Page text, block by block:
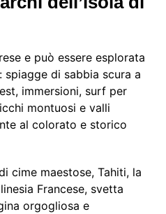
e può essere esplorata
spiagge di sabbia scura a
immersioni, surf per
montuosi e valli
al colorato e storico
cime maestose, Tahiti, la
Francese, svetta
orgogliosa e